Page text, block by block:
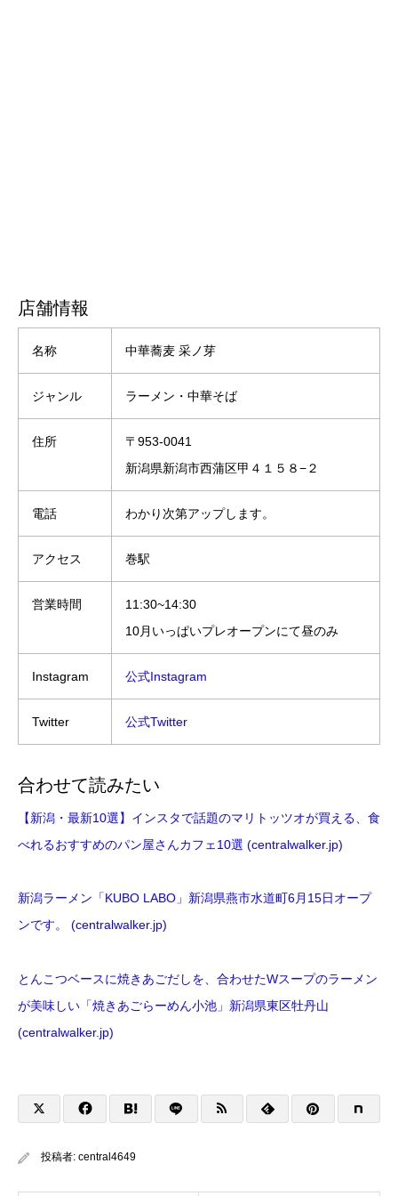
店舗情報
名称 中華蕎麦 采ノ芽
ジャンル ラーメン・中華そば
住所
〒953-0041
新潟県新潟市西蒲区甲４１５８−２
電話 わかり次第アップします。
アクセス 巻駅
営業時間
11:30~14:30
10月いっぱいプレオープンにて昼のみ
Instagram 公式Instagram
Twitter 公式Twitter
合わせて読みたい
【新潟・最新10選】インスタで話題のマリトッツオが買える、食
べれるおすすめのパン屋さんカフェ10選 (centralwalker.jp)
新潟ラーメン「KUBO LABO」新潟県燕市水道町6月15日オープ
ンです。 (centralwalker.jp)
とんこつベースに焼きあごだしを、合わせたWスープのラーメン
が美味しい「焼きあごらーめん小池」新潟県東区牡丹山
(centralwalker.jp)
投稿者: central4649